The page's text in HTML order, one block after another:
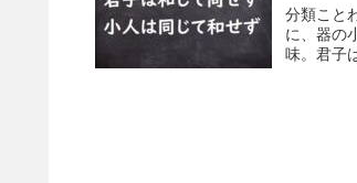
分類こと
に、器の
味。君子